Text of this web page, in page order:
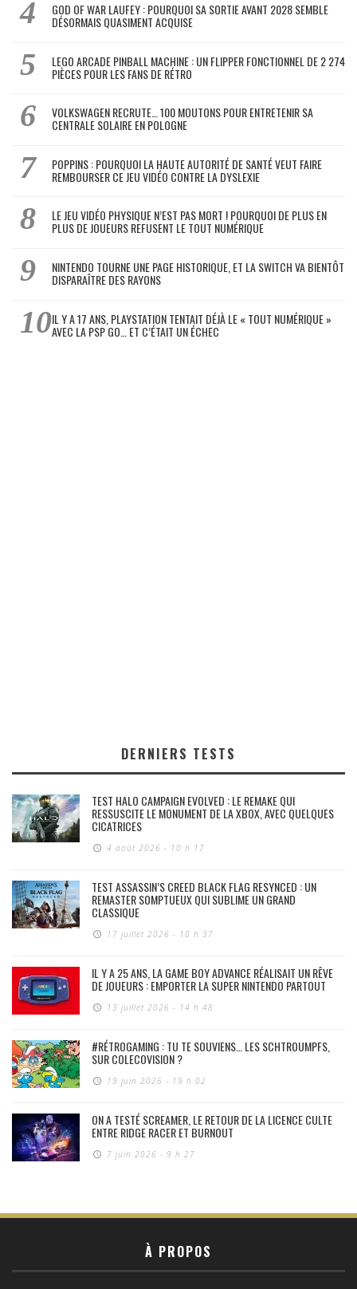
GOD OF WAR LAUFEY : POURQUOI SA SORTIE AVANT 2028 SEMBLE
DÉSORMAIS QUASIMENT ACQUISE
LEGO ARCADE PINBALL MACHINE : UN FLIPPER FONCTIONNEL DE 2 274
PIÈCES POUR LES FANS DE RÉTRO
VOLKSWAGEN RECRUTE… 100 MOUTONS POUR ENTRETENIR SA
CENTRALE SOLAIRE EN POLOGNE
POPPINS : POURQUOI LA HAUTE AUTORITÉ DE SANTÉ VEUT FAIRE
REMBOURSER CE JEU VIDÉO CONTRE LA DYSLEXIE
LE JEU VIDÉO PHYSIQUE N’EST PAS MORT ! POURQUOI DE PLUS EN
PLUS DE JOUEURS REFUSENT LE TOUT NUMÉRIQUE
NINTENDO TOURNE UNE PAGE HISTORIQUE, ET LA SWITCH VA BIENTÔT
DISPARAÎTRE DES RAYONS
IL Y A 17 ANS, PLAYSTATION TENTAIT DÉJÀ LE « TOUT NUMÉRIQUE »
AVEC LA PSP GO… ET C’ÉTAIT UN ÉCHEC
DERNIERS TESTS
TEST HALO CAMPAIGN EVOLVED : LE REMAKE QUI
RESSUSCITE LE MONUMENT DE LA XBOX, AVEC QUELQUES
CICATRICES
4 août 2026 - 10 h 17
TEST ASSASSIN’S CREED BLACK FLAG RESYNCED : UN
REMASTER SOMPTUEUX QUI SUBLIME UN GRAND
CLASSIQUE
17 juillet 2026 - 10 h 37
IL Y A 25 ANS, LA GAME BOY ADVANCE RÉALISAIT UN RÊVE
DE JOUEURS : EMPORTER LA SUPER NINTENDO PARTOUT
13 juillet 2026 - 14 h 48
#RÉTROGAMING : TU TE SOUVIENS… LES SCHTROUMPFS,
SUR COLECOVISION ?
19 juin 2026 - 19 h 02
ON A TESTÉ SCREAMER, LE RETOUR DE LA LICENCE CULTE
ENTRE RIDGE RACER ET BURNOUT
7 juin 2026 - 9 h 27
À PROPOS